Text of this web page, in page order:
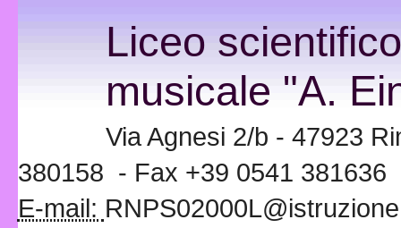
Liceo
musicale "A.
Via Agnesi 2/b - 47923
380158 - Fax +39 0541 381636
E-mail: